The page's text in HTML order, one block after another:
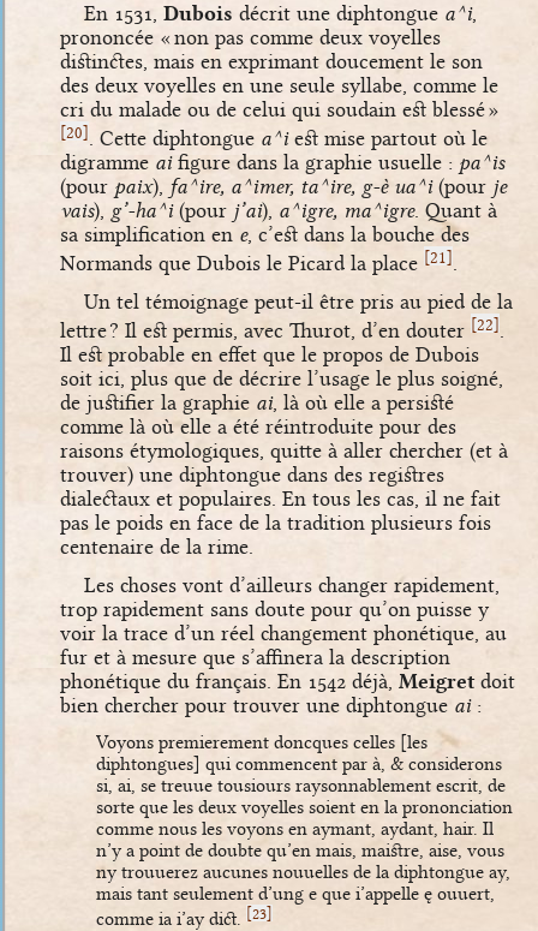
En 1531, Dubois décrit une diphtongue a^i,
prononcée « non pas comme deux voyelles
distinctes, mais en exprimant doucement le son
des deux voyelles en une seule syllabe, comme le
cri du malade ou de celui qui soudain est blessé »
[20] . Cette diphtongue a^iest mise partout où le
digramme aifigure dans la graphie usuelle : pa^is
(pour paix), fa^ire, a^imer, ta^ire, g-è ua^i(pour je
vais), g’-ha^i(pour j’ai), a^igre, ma^igre. Quant à
sa simplification en e, c’est dans la bouche des
Normands que Dubois le Picard la place [21]
Un tel témoignage peut-il être pris au pied de la
lettre ? Il est permis, avec Thurot, d’en douter [22]
Il est probable en effet que le propos de Dubois
soit ici, plus que de décrire l’usage le plus soigné,
de justifier la graphie ai, là où elle a persisté
comme là où elle a été réintroduite pour des
raisons étymologiques, quitte à aller chercher (et à
trouver) une diphtongue dans des registres
dialectaux et populaires. En tous les cas, il ne fait
pas le poids en face de la tradition plusieurs fois
centenaire de la rime.
Les choses vont d’ailleurs changer rapidement,
trop rapidement sans doute pour qu’on puisse y
voir la trace d’un réel changement phonétique, au
fur et à mesure que s’affinera la description
phonétique du français. En 1542 déjà, Meigretdoit
bien chercher pour trouver une diphtongue ai:
Voyons premierement doncques celles [les
diphtongues] qui commencent par à, & considerons
si, ai, se treuue tousiours raysonnablement escrit, de
sorte que les deux voyelles soient en la prononciation
comme nous les voyons en aymant, aydant, hair. Il
n’y a point de doubte qu’en mais, maistre, aise, vous
ny trouuerez aucunes nouuelles de la diphtongue ay,
mais tant seulement d’ung e que i’appelle ę ouuert,
comme ia i’ay dict.[23]